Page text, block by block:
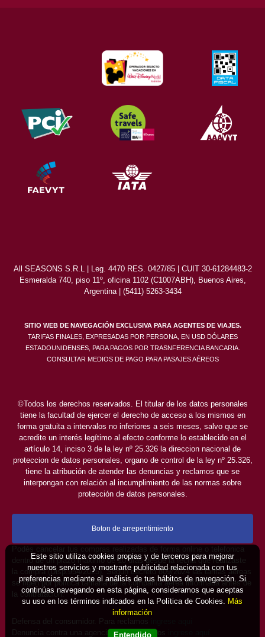
All SEASONS S.R.L | Leg. 4470 RES. 0427/85 | CUIT 30-61284483-2
Esmeralda 740, piso 11º, oficina 1102 (C1007ABH), Buenos Aires,
Argentina | (5411) 5263-3434
SITIO WEB DE NAVEGACIÓN EXCLUSIVA PARA AGENTES DE VIAJES.
TARIFAS FINALES, EXPRESADAS POR PERSONA, EN USD DÓLARES
ESTADOUNIDENSES, PARA PAGOS POR TRASNFERENCIA BANCARIA.
CONSULTAR MEDIOS DE PAGO PARA PASAJES AÉREOS
©Todos los derechos reservados. El titular de los datos personales
tiene la facultad de ejercer el derecho de acceso a los mismos en
forma gratuita a intervalos no inferiores a seis meses, salvo que se
acredite un interés legítimo al efecto conforme lo establecido en el
artículo 14, inciso 3 de la ley nº 25.326 la direccion nacional de
proteccion de datos personales, organo de control de la ley nº 25.326,
tiene la atribución de atender las denuncias y reclamos que se
interpongan con relación al incumplimiento de las normas sobre
protección de datos personales.
Boton de arrepentimiento
Podés cancelar tus compras realizadas de forma online o telefonica
dentro de un plazo máximo de 10 días desde la fecha que realizaste
la compra (Disp.954/2025). Según decreto 809/2024 las tarifas aéreas
se rigen por política tarifaria de la compañía aérea informada antes de
la contratación.
Defensa del consumidor. Para reclamos
Denuncia contra una agencia. Para reclamos
Este sitio utiliza cookies propias y de terceros para mejorar
nuestros servicios y mostrarte publicidad relacionada con tus
preferencias mediante el análisis de tus hábitos de navegación. Si
continúas navegando en esta página, consideramos que aceptas
su uso en los términos indicados en la Política de Cookies. Más
información
Entendido